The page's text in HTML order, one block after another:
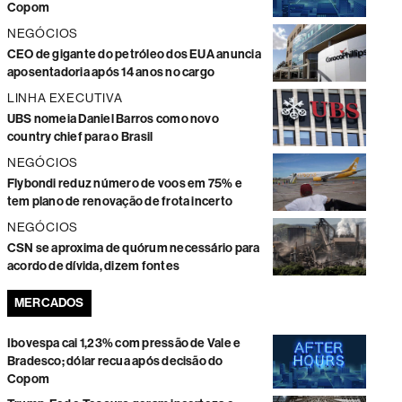
Copom
NEGÓCIOS
CEO de gigante do petróleo dos EUA anuncia
aposentadoria após 14 anos no cargo
LINHA EXECUTIVA
UBS nomeia Daniel Barros como novo
country chief para o Brasil
NEGÓCIOS
Flybondi reduz número de voos em 75% e
tem plano de renovação de frota incerto
NEGÓCIOS
CSN se aproxima de quórum necessário para
acordo de dívida, dizem fontes
MERCADOS
Ibovespa cai 1,23% com pressão de Vale e
Bradesco; dólar recua após decisão do
Copom